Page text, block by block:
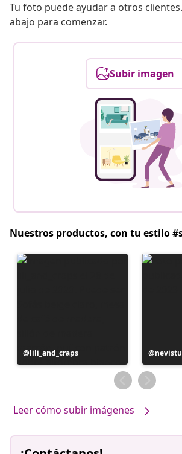
Tu foto puede ayudar a otros
abajo para comenzar.
Subir imagen
Nuestros productos, con tu estilo
Publicación
realizada
lili_and_craps
por
Leer cómo subir imágenes